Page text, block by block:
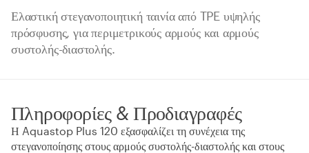
Ελαστική στεγανοποιητική ταινία από TPE υψηλής
πρόσφυσης, για περιμετρικούς αρμούς και αρμούς
συστολής-διαστολής.
Πληροφορίες & Προδιαγραφές
Η Aquastop Plus 120 εξασφαλίζει τη συνέχεια της
στεγανοποίησης στους αρμούς συστολής-διαστολής και στους